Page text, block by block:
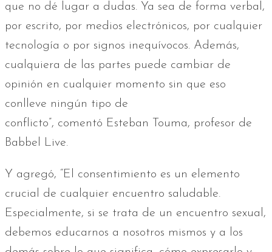
que no dé lugar a dudas. Ya sea de forma verbal,
por escrito, por medios electrónicos, por cualquier
tecnología o por signos inequívocos. Además,
cualquiera de las partes puede cambiar de
opinión en cualquier momento sin que eso
conlleve ningún tipo de
conflicto”, comentó Esteban Touma, profesor de
Babbel Live.
Y agregó, “El consentimiento es un elemento
crucial de cualquier encuentro saludable.
Especialmente, si se trata de un encuentro sexual,
debemos educarnos a nosotros mismos y a los